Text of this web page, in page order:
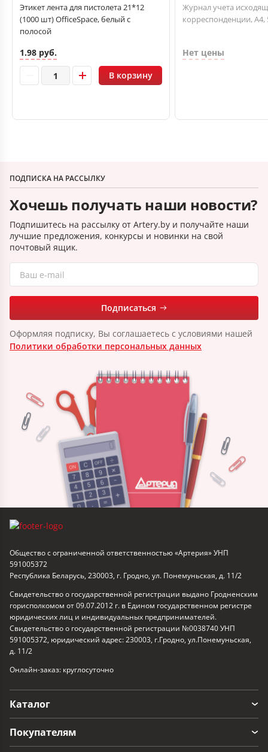
Этикет лента для пистолета 21*12
(1000 шт) OfficeSpace, белый с
полосой
1.98 руб.
В корзину
Журнал учета
корреспонденции, А4,
Нет цены
ПОДПИСКА НА РАССЫЛКУ
Хочешь получать наши новости?
Подпишитесь на рассылку от Artery.by и получайте наши
лучшие предложения, конкурсы и новинки на свой
почтовый ящик.
Подписаться
Оформляя подписку, Вы соглашаетесь с условиями нашей
Политики обработки персональных данных
Общество с ограниченной ответственностью «Артерия» УНП
591005372
Республика Беларусь, 230003, г. Гродно, ул. Понемуньская, д. 11/2
Свидетельство о государственной регистрации выдано Гродненским
горисполкомом от 09.07.2012 г. в Едином государственном регистре
юридических лиц и индивидуальных предпринимателей.
Свидетельство о государственной регистрации №0038740 УНП
591005372, юридический адрес: 230003, г.Гродно, ул.Понемуньская,
д. 11/2
Онлайн-заказ: круглосуточно
Каталог
Покупателям